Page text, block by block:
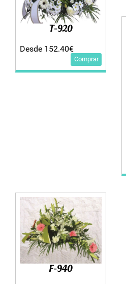
T-920
Desde 152.40€
Comprar
F-940